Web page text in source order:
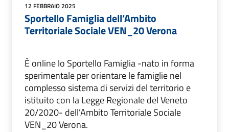
12 FEBBRAIO 2025
Sportello Famiglia dell’Ambito
Territoriale Sociale VEN_20 Verona
È online lo Sportello Famiglia -nato in forma
sperimentale per orientare le famiglie nel
complesso sistema di servizi del territorio e
istituito con la Legge Regionale del Veneto
20/2020- dell’Ambito Territoriale Sociale
VEN_20 Verona.